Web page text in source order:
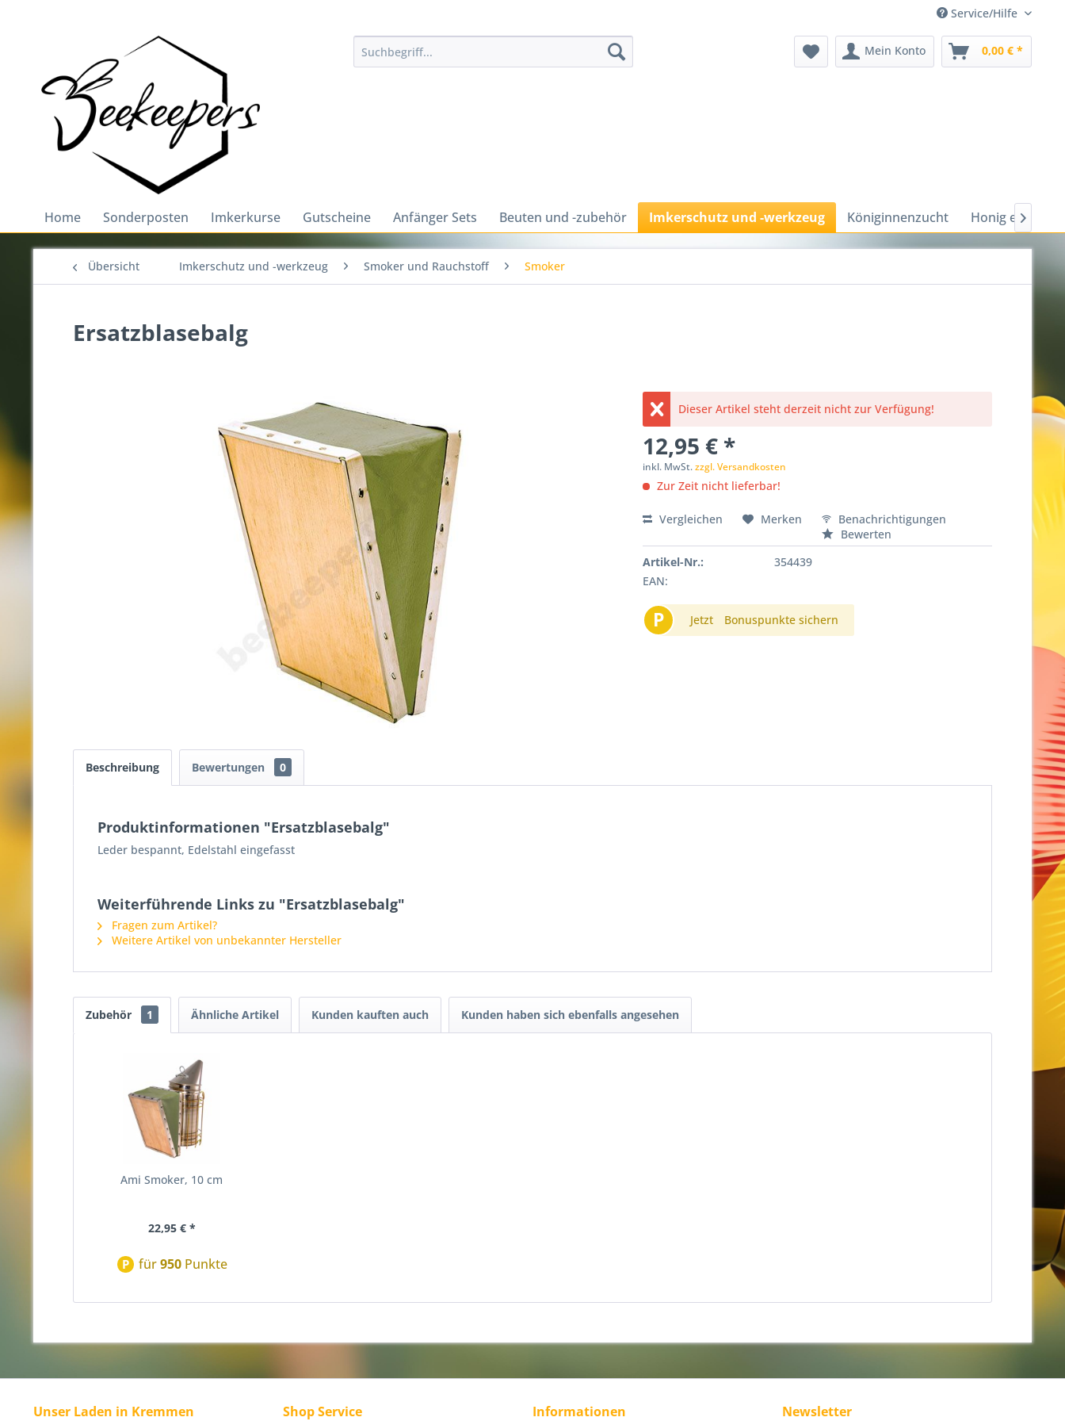
Service/Hilfe
Mein Konto 0,00 € *
Home Sonderposten Imkerkurse Gutscheine Anfänger Sets Beuten und -zubehör Imkerschutz und -werkzeug Königinnenzucht Honig ernten

Übersicht Imkerschutz und -werkzeug Smoker und Rauchstoff Smoker
Ersatzblasebalg
Dieser Artikel steht derzeit nicht zur Verfügung!
12,95 € *
inkl. MwSt.zzgl. Versandkosten
Zur Zeit nicht lieferbar!
Vergleichen Merken
Benachrichtigungen
Bewerten
Artikel-Nr.:
354439
EAN:
P Jetzt Bonuspunkte sichern
Beschreibung Bewertungen 0
Produktinformationen "Ersatzblasebalg"
Leder bespannt, Edelstahl eingefasst
Weiterführende Links zu "Ersatzblasebalg"
Fragen zum Artikel?
Weitere Artikel von unbekannter Hersteller
Zubehör 1 Ähnliche Artikel Kunden kauften auch Kunden haben sich ebenfalls angesehen
Ami Smoker, 10 cm
22,95 € *
P für950 Punkte
Unser Laden in Kremmen Shop Service Informationen Newsletter